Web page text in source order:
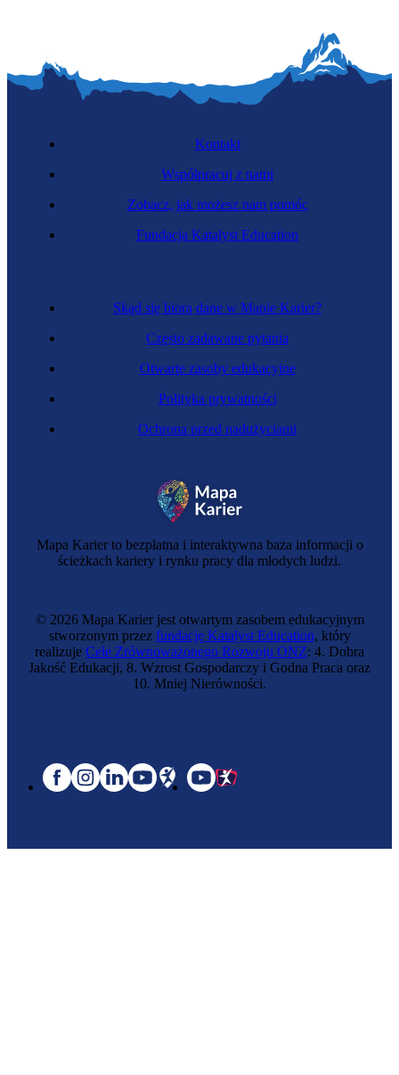
Mapa Karier to bezpłatna i interaktywna baza informacji o
ścieżkach kariery i rynku pracy dla młodych ludzi.
Skąd się biorą dane w Mapie Karier?
Często zadawane pytania
Otwarte zasoby edukacyjne
Polityka prywatności
Ochrona przed nadużyciami
Kontakt
Współpracuj z nami
Zobacz, jak możesz nam pomóc
Fundacja Katalyst Education
© 2026 Mapa Karier jest otwartym zasobem edukacyjnym
stworzonym przez fundację Katalyst Education, który
realizuje Cele Zrównoważonego Rozwoju ONZ: 4. Dobra
Jakość Edukacji, 8. Wzrost Gospodarczy i Godna Praca oraz
10. Mniej Nierówności.